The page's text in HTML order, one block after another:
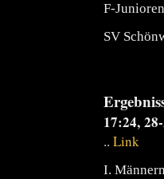
F-
SV
17:24,
.. Link
I.